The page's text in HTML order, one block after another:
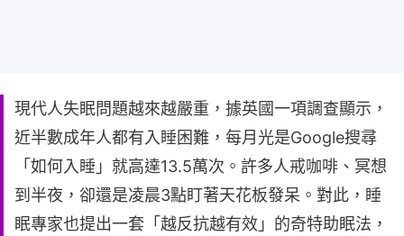
現代人失眠問題越來越嚴重，據英國一項調查顯示，
近半數成年人都有入睡困難，每月光是Google搜尋
「如何入睡」就高達13.5萬次。許多人戒咖啡、冥想
到半夜，卻還是凌晨3點盯著天花板發呆。對此，睡
眠專家也提出一套「越反抗越有效」的奇特助眠法，